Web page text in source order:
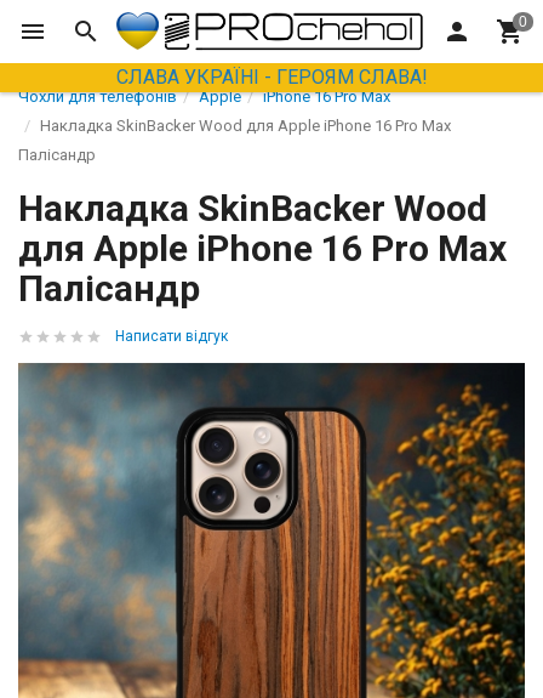
СЛАВА УКРАЇНІ - ГЕРОЯМ СЛАВА!
Чохли для телефонів Apple
iPhone 16 Pro Max
Накладка SkinBacker Wood для Apple iPhone 16 Pro Max
Палісандр
Накладка SkinBacker Wood
для Apple iPhone 16 Pro Max
Палісандр
Написати відгук